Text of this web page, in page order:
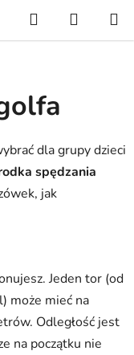
Szukaj
dla grupy dzieci
spędzania
jak
Jeden tor (od
może mieć na
Odległość jest
na początku nie